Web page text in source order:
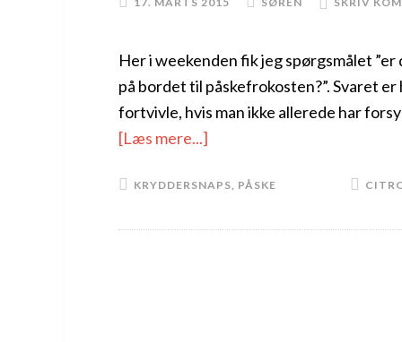
Her i weekenden fik jeg spørgsmålet
på bordet til påskefrokosten?”. Svaret
fortvivle, hvis man ikke allerede har
[Læs mere...]
KRYDDERSNAPS, PÅSKE